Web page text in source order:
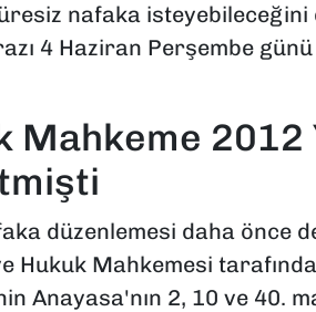
nafaka isteyebileceğini
4 Haziran Perşembe
Mahkeme 2012
düzenlemesi daha önce
Hukuk Mahkemesi
Anayasa'nın 2, 10 ve 40.